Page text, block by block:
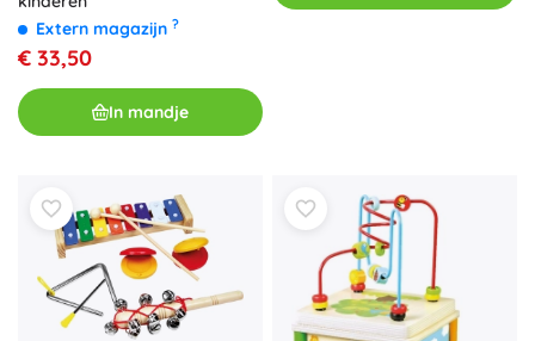
Extern magazijn ?
€ 33,50
In mandje